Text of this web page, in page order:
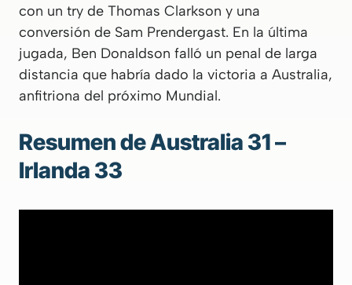
con un try de Thomas Clarkson y una
conversión de Sam Prendergast. En la última
jugada, Ben Donaldson falló un penal de larga
distancia que habría dado la victoria a Australia,
anfitriona del próximo Mundial.
Resumen de Australia 31 –
Irlanda 33